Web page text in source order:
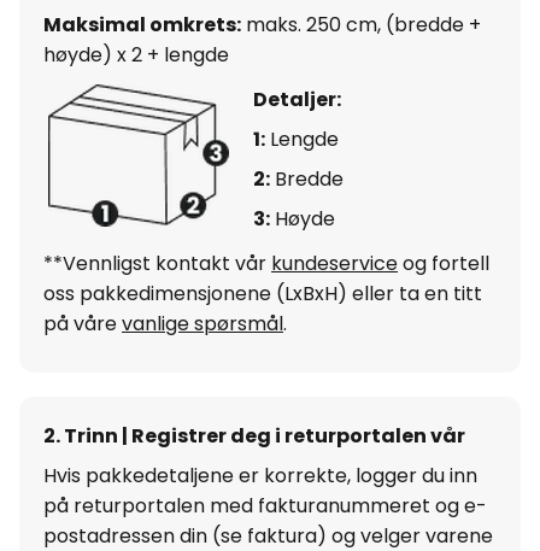
Maksimal omkrets: maks. 250 cm, (bredde +
høyde) x 2 + lengde
Detaljer:
1: Lengde
2: Bredde
3: Høyde
**Vennligst kontakt vår kundeserviceog fortell
oss pakkedimensjonene (LxBxH) eller ta en titt
på vårevanlige spørsmål.
2. Trinn | Registrer deg i returportalen vår
Hvis pakkedetaljene er korrekte, logger du inn
på returportalen med fakturanummeret og e-
postadressen din (se faktura) og velger varene